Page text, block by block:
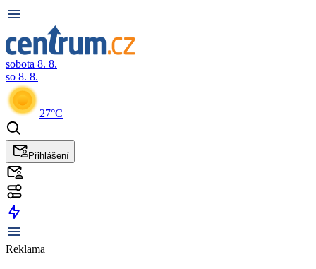
sobota 8. 8.
so 8. 8.
27°C
Přihlášení
Reklama